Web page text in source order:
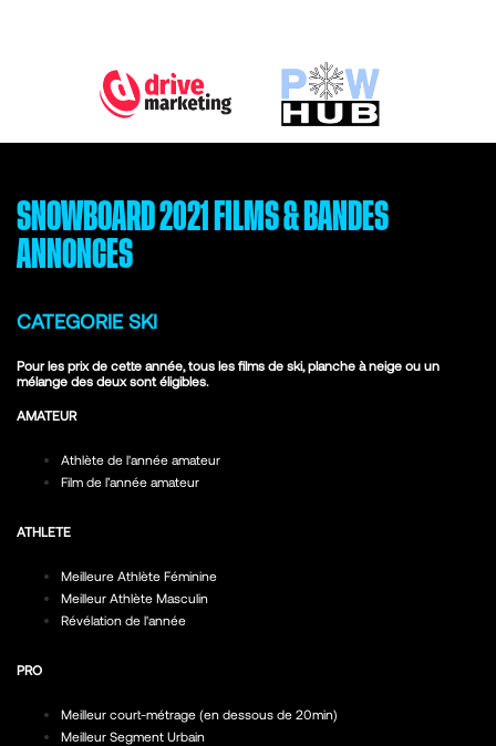
SNOWBOARD 2021 FILMS & BANDES
ANNONCES
CATEGORIE SKI
Pour les prix de cette année, tous les films de ski, planche à neige ou un
mélange des deux sont éligibles.
AMATEUR
Athlète de l'année amateur
Film de l’année amateur
ATHLETE
Meilleure Athlète Féminine
Meilleur Athlète Masculin
Révélation de l'année
PRO
Meilleur court-métrage (en dessous de 20min)
Meilleur Segment Urbain